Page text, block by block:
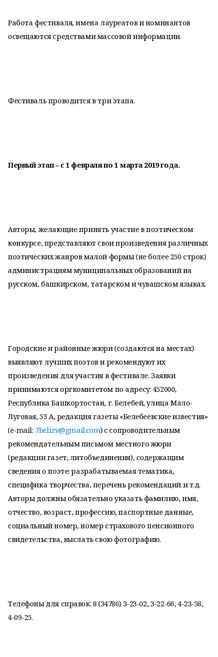
Работа фестиваля, имена лауреатов и номинантов
освещаются средствами массовой информации.
Фестиваль проводится в три этапа.
Первый этап – с 1 февраля по 1 марта 2019 года.
Авторы, желающие принять участие в поэтическом
конкурсе, представляют свои произведения различных
поэтических жанров малой формы (не более 250 строк)
администрациям муниципальных образований на
русском, башкирском, татарском и чувашском языках.
Городские и районные жюри (создаются на местах)
выявляют лучших поэтов и рекомендуют их
произведения для участия в фестивале. Заявки
принимаются оргкомитетом по адресу: 452000,
Республика Башкортостан, г. Белебей, улица Мало-
Луговая, 53 А, редакция газеты «Белебеевские известия»
(e-mail: 7belizv@gmail.com) c сопроводительным
рекомендательным письмом местного жюри
(редакции газет, литобъединения), содержащим
сведения о поэте: разрабатываемая тематика,
специфика творчества, перечень рекомендаций и т.д.
Авторы должны обязательно указать фамилию, имя,
отчество, возраст, профессию, паспортные данные,
социальный номер, номер страхового пенсионного
свидетельства, выслать свою фотографию.
Телефоны для справок: 8 (34786) 3-23-02, 3-22-66, 4-23-58,
4-09-25.